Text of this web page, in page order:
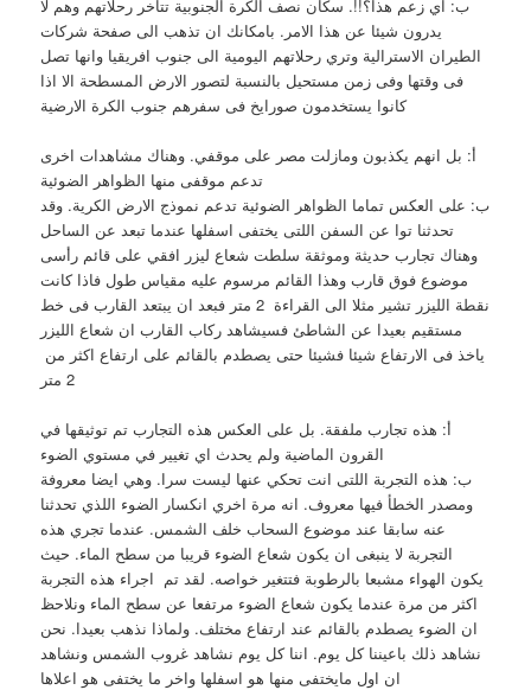
ب: اي زعم هذا؟!!. سكان نصف الكرة الجنوبية تتأخر رحلاتهم وهم لا
يدرون شيئا عن هذا الامر. بامكانك ان تذهب الى صفحة شركات
الطيران الاسترالية وتري رحلاتهم اليومية الى جنوب افريقيا وانها تصل
فى وقتها وفى زمن مستحيل بالنسبة لتصور الارض المسطحة الا اذا
كانوا يستخدمون صورايخ فى سفرهم جنوب الكرة الارضية
أ: بل انهم يكذبون ومازلت مصر على موقفي. وهناك مشاهدات اخرى
تدعم موقفى منها الظواهر الضوئية
ب: على العكس تماما الظواهر الضوئية تدعم نموذج الارض الكرية. وقد
تحدثنا توا عن السفن اللتى يختفى اسفلها عندما تبعد عن الساحل
وهناك تجارب حديثة وموثقة سلطت شعاع ليزر افقي على قائم رأسى
موضوع فوق قارب وهذا القائم مرسوم عليه مقياس طول فاذا كانت
نقطة الليزر تشير مثلا الى القراءة 2 متر فبعد ان يبتعد القارب فى خط
مستقيم بعيدا عن الشاطئ فسيشاهد ركاب القارب ان شعاع الليزر
ياخذ فى الارتفاع شيئا فشيئا حتى يصطدم بالقائم على ارتفاع اكثر من
2 متر
أ: هذه تجارب ملفقة. بل على العكس هذه التجارب تم توثيقها في
القرون الماضية ولم يحدث اي تغيير في مستوي الضوء
ب: هذه التجربة اللتى انت تحكي عنها ليست سرا. وهي ايضا معروفة
ومصدر الخطأ فيها معروف. انه مرة اخري انكسار الضوء اللذي تحدثنا
عنه سابقا عند موضوع السحاب خلف الشمس. عندما تجري هذه
التجربة لا ينبغى ان يكون شعاع الضوء قريبا من سطح الماء. حيث
يكون الهواء مشبعا بالرطوبة فتتغير خواصه. لقد تم اجراء هذه التجربة
اكثر من مرة عندما يكون شعاع الضوء مرتفعا عن سطح الماء ونلاحظ
ان الضوء يصطدم بالقائم عند ارتفاع مختلف. ولماذا نذهب بعيدا. نحن
نشاهد ذلك باعيننا كل يوم. اننا كل يوم نشاهد غروب الشمس ونشاهد
ان اول مايختفى منها هو اسفلها واخر ما يختفى هو اعلاها